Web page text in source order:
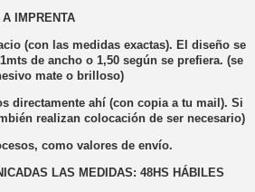
IMPRENTA
(con las medidas exactas). El diseño se
de ancho o 1,50 según se prefiera. (se
mate o brilloso)
directamente ahí (con copia a tu mail). Si
realizan colocación de ser necesario)
como valores de envío.
LAS MEDIDAS: 48HS HÁBILES